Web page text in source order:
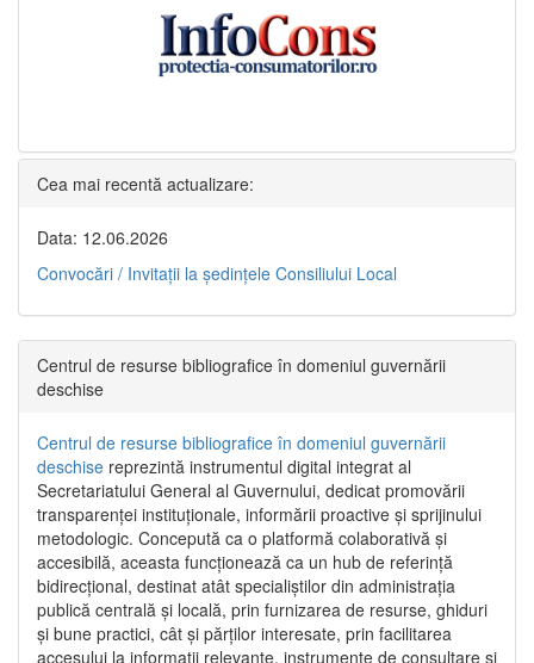
Cea mai recentă actualizare:
Data: 12.06.2026
Convocări / Invitaţii la şedinţele Consiliului Local
Centrul de resurse bibliografice în domeniul guvernării
deschise
Centrul de resurse bibliografice în domeniul guvernării
deschise reprezintă instrumentul digital integrat al
Secretariatului General al Guvernului, dedicat promovării
transparenței instituționale, informării proactive și sprijinului
metodologic. Concepută ca o platformă colaborativă și
accesibilă, aceasta funcționează ca un hub de referință
bidirecțional, destinat atât specialiștilor din administrația
publică centrală și locală, prin furnizarea de resurse, ghiduri
și bune practici, cât și părților interesate, prin facilitarea
accesului la informații relevante, instrumente de consultare și